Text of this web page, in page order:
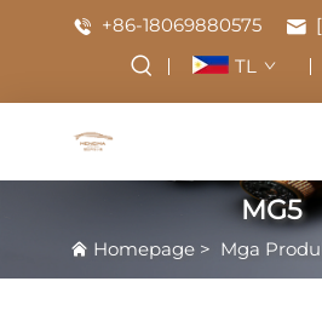
+86-18069880575
TL
MG5
Homepage> Mga